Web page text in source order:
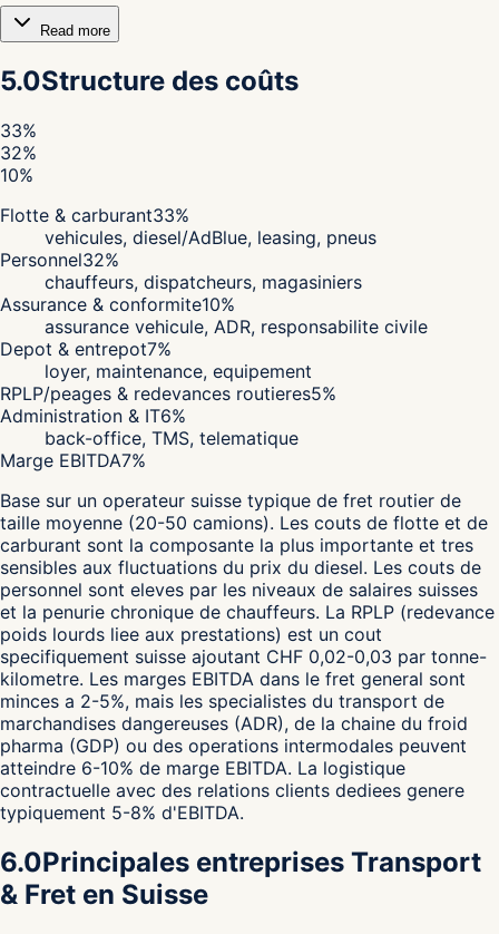
Read more
5.0Structure des coûts
33%
32%
10%
Flotte & carburant33%
vehicules, diesel/AdBlue, leasing, pneus
Personnel32%
chauffeurs, dispatcheurs, magasiniers
Assurance & conformite10%
assurance vehicule, ADR, responsabilite civile
Depot & entrepot7%
loyer, maintenance, equipement
RPLP/peages & redevances routieres5%
Administration & IT6%
back-office, TMS, telematique
Marge EBITDA7%
Base sur un operateur suisse typique de fret routier de
taille moyenne (20-50 camions). Les couts de flotte et de
carburant sont la composante la plus importante et tres
sensibles aux fluctuations du prix du diesel. Les couts de
personnel sont eleves par les niveaux de salaires suisses
et la penurie chronique de chauffeurs. La RPLP (redevance
poids lourds liee aux prestations) est un cout
specifiquement suisse ajoutant CHF 0,02-0,03 par tonne-
kilometre. Les marges EBITDA dans le fret general sont
minces a 2-5%, mais les specialistes du transport de
marchandises dangereuses (ADR), de la chaine du froid
pharma (GDP) ou des operations intermodales peuvent
atteindre 6-10% de marge EBITDA. La logistique
contractuelle avec des relations clients dediees genere
typiquement 5-8% d'EBITDA.
6.0Principales entreprises Transport
& Fret en Suisse